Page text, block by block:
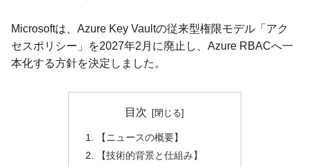
Microsoftは、Azure Key Vaultの従来型権限モデル「アク
セスポリシー」を2027年2月に廃止し、Azure RBACへ一
本化する方針を決定しました。
目次
【ニュースの概要】
【技術的背景と仕組み】